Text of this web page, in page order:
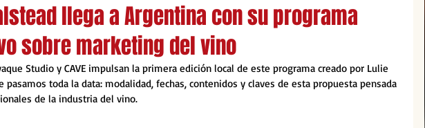
llega a Argentina con su programa
sobre marketing del vino
Studio y CAVE impulsan la primera edición local de este programa creado por Lulie
pasamos toda la data: modalidad, fechas, contenidos y claves de esta propuesta pensada
de la industria del vino.